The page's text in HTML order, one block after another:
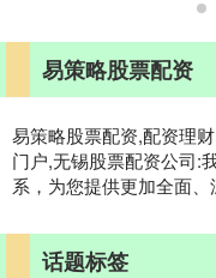
易策略股票配资
易策略股票配资,配资理
门户,无锡股票配资公司:
系，为您提供更加全面、
话题标签